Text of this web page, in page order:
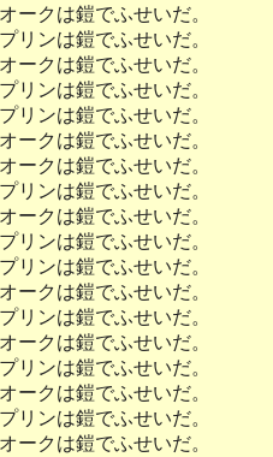
ークは鎧でふせいだ。
リンは鎧でふせいだ。
ークは鎧でふせいだ。
リンは鎧でふせいだ。
リンは鎧でふせいだ。
ークは鎧でふせいだ。
ークは鎧でふせいだ。
リンは鎧でふせいだ。
ークは鎧でふせいだ。
リンは鎧でふせいだ。
リンは鎧でふせいだ。
ークは鎧でふせいだ。
リンは鎧でふせいだ。
ークは鎧でふせいだ。
リンは鎧でふせいだ。
ークは鎧でふせいだ。
リンは鎧でふせいだ。
ークは鎧でふせいだ。